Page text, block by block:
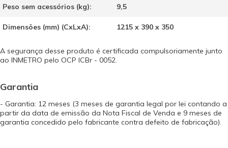
Peso sem acessórios (kg): 9,5
Dimensões (mm) (CxLxA): 1215 x 390 x 350
A segurança desse produto é certificada compulsoriamente junto
ao INMETRO pelo OCP ICBr - 0052.
Garantia
- Garantia: 12 meses (3 meses de garantia legal por lei contando a
partir da data de emissão da Nota Fiscal de Venda e 9 meses de
garantia concedido pelo fabricante contra defeito de fabricação).